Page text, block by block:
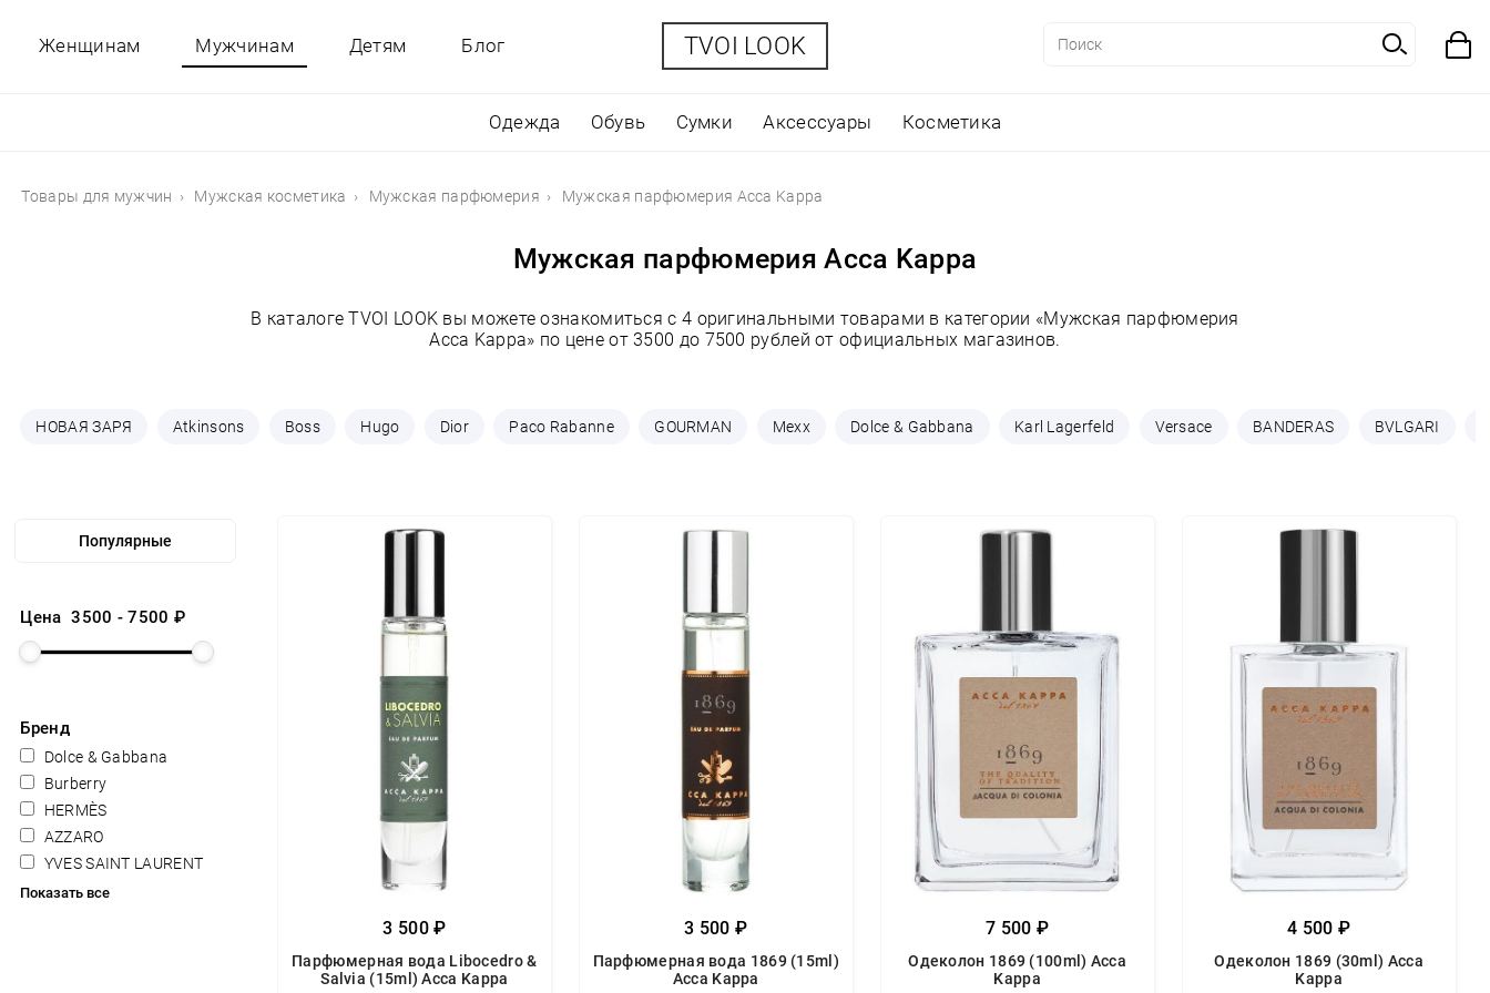
Женщинам Мужчинам
Одежда Обувь Сумки Аксессуары Косметика
Детям Блог TVOI LOOK
Товары для мужчин Мужская косметика Мужская парфюмерия Мужская парфюмерия Acca Kappa
Мужская парфюмерия Acca Kappa
В каталоге TVOI LOOK вы можете ознакомиться с 4 оригинальными товарами в категории «Мужская парфюмерия
Acca Kappa» по цене от 3500 до 7500 рублей от официальных магазинов.
НОВАЯ ЗАРЯ Atkinsons Boss Hugo Dior Paco Rabanne GOURMAN Mexx Dolce & Gabbana Karl Lagerfeld Versace BANDERAS BVLGARI
Цена3500 -7500 ₽
Бренд
Dolce & Gabbana
Burberry
HERMÈS
AZZARO
YVES SAINT LAURENT
Показать все
3 500 ₽
Парфюмерная вода Libocedro &
Salvia (15ml) Acca Kappa
3 500 ₽
Парфюмерная вода 1869 (15ml)
Acca Kappa
7 500 ₽
Одеколон 1869 (100ml) Acca
Kappa
4 500 ₽
Одеколон 1869 (30ml) Acca
Kappa